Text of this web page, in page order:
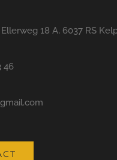
18 A, 6037 RS
46